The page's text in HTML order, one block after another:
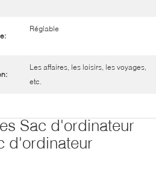
Réglable
Les affaires, les loisirs, les voyages,
etc.
Sac d'ordinateur
d'ordinateur